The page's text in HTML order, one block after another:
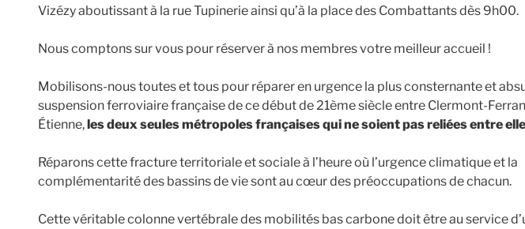
Vizézy aboutissant à la rue Tupinerie ainsi qu’à la place des Combattants dès 9h00.
Nous comptons sur vous pour réserver à nos membres votre meilleur accueil !
Mobilisons-nous toutes et tous pour réparer en urgence la plus consternante et
suspension ferroviaire française de ce début de 21ème siècle entre Clermont-
Étienne,les deux seules métropoles françaises qui ne soient pas reliées entre
Réparons cette fracture territoriale et sociale à l’heure où l’urgence climatique et la
complémentarité des bassins de vie sont au cœur des préoccupations de chacun.
Cette véritable colonne vertébrale des mobilités bas carbone doit être au service